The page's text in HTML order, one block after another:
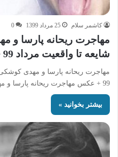
کاشمر سلام 25 مرداد 1399 0
مهاجرت ریحانه پارسا و
شایعه تا واقعیت مرداد 99 + عکس
مهاجرت ریحانه پارسا و مهدی کوشکی
99 + عکس مهاجرت ریحانه پارسا و مهدی…
بیشتر بخوانید »